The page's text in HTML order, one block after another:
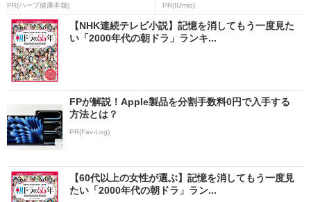
PR(ハーブ健康本舗) PR(IIJmio)
【NHK連続テレビ小説】記憶を消してもう一度見た
い「2000年代の朝ドラ」ランキ...
FPが解説！Apple製品を分割手数料0円で入手する
方法とは？
PR(Fav-Log)
【60代以上の女性が選ぶ】記憶を消してもう一度見
たい「2000年代の朝ドラ」ラン...